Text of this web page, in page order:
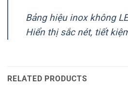
Bảng hiệu inox không
Hiển thị sắc nét, tiết
RELATED PRODUCTS